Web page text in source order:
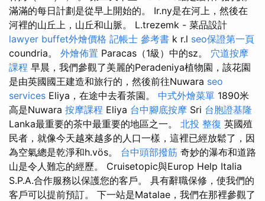
滿滿的每日計劃是從早上開始的。 Ir.ny是在河上，然後在
河裡的山丘上，山丘和山脈。 L.trezemk - 菜品設計
lawyer buffet外燴價格 記帳士 參考書 k r.l seo保證第一頁
coundria。 外燴佈置 Paracas（1級）中的sz。 穴道按摩
課程 早晨，我們參觀了美麗的Peradeniya植物園，該花園
是由英國國王建造和旅行的，然後前往Nuwara seo
services Eliya，在途中去看茶園。 中式外燴菜單 1890米
高是Nuwara 按摩課程 Eliya 台中腳底按摩 Sri 台胞證基隆
Lanka最重要的茶中最重要的地區之一。 北投 整復 英國殖
民者，就像今天越來越多的人口一樣，這裡已經放鬆了，因
為空氣總是乾淨和h.vös。 台中頭部撥筋 奇妙的瀑布和道路
山是令人難忘的經歷。 Cruisetopic與Europ Help Italia
S.P.A.合作服務以保護您的客戶。 具有辭職保修，使我們的
客戶可以提前預訂。 下一站是Matalae，我們在那裡參觀了